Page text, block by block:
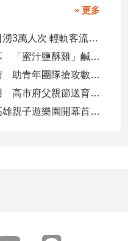
» 更多
全台最大親子樂園開幕首日湧3萬人次 輕軌客流增20倍
大崗山龍眼蜂蜜文化節開幕 「蜜汁鹽酥雞」鹹甜跨界搶話題
青創參展補助開放二度申請 助青年團隊搶攻數位轉型商機
阿蓮崗山公托、親子館啟用 高市府父親節送育兒暖禮
火車醫院變身親子樂園 高雄親子遊樂園開幕首日爆棚